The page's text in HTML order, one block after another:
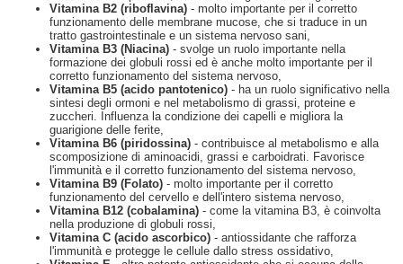
Vitamina B2 (riboflavina) - molto importante per il corretto
funzionamento delle membrane mucose, che si traduce in un
tratto gastrointestinale e un sistema nervoso sani,
Vitamina B3 (Niacina) - svolge un ruolo importante nella
formazione dei globuli rossi ed è anche molto importante per il
corretto funzionamento del sistema nervoso,
Vitamina B5 (acido pantotenico) - ha un ruolo significativo nella
sintesi degli ormoni e nel metabolismo di grassi, proteine e
zuccheri. Influenza la condizione dei capelli e migliora la
guarigione delle ferite,
Vitamina B6 (piridossina) - contribuisce al metabolismo e alla
scomposizione di aminoacidi, grassi e carboidrati. Favorisce
l'immunità e il corretto funzionamento del sistema nervoso,
Vitamina B9 (Folato) - molto importante per il corretto
funzionamento del cervello e dell'intero sistema nervoso,
Vitamina B12 (cobalamina) - come la vitamina B3, è coinvolta
nella produzione di globuli rossi,
Vitamina C (acido ascorbico) - antiossidante che rafforza
l'immunità e protegge le cellule dallo stress ossidativo,